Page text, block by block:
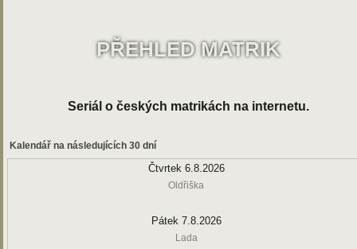
PŘEHLED MATRIK
Seriál o českých matrikách na internetu.
Kalendář na následujících 30 dní
Čtvrtek 6.8.2026
Oldřiška
Pátek 7.8.2026
Lada